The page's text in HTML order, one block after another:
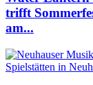
trifft
am...